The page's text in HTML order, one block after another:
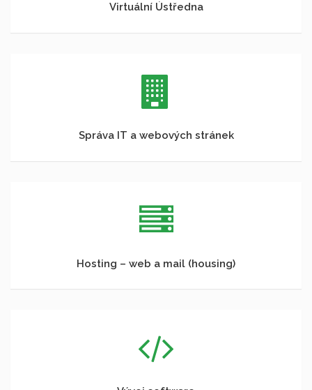
Virtuální Ústředna
Správa IT a webových stránek
Hosting – web a mail (housing)